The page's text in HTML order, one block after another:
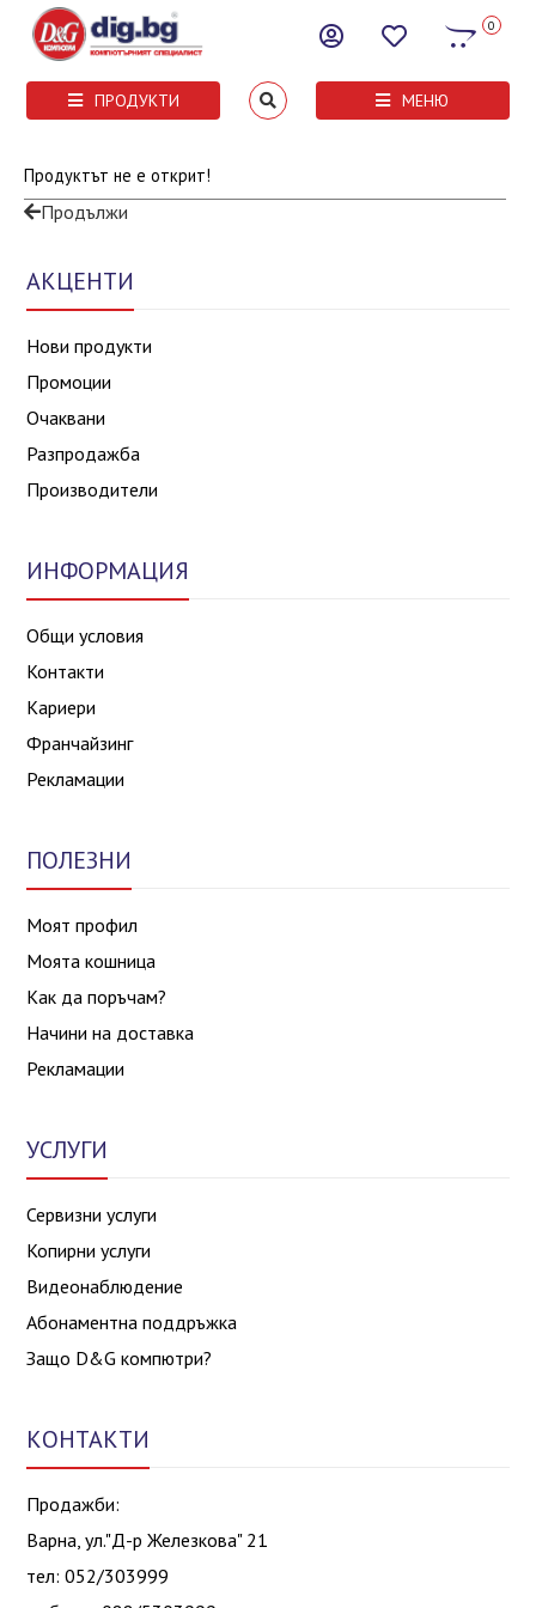
0
ПРОДУКТИ МЕНЮ
Продуктът не е открит!
Продължи
АКЦЕНТИ
Нови продукти
Промоции
Очаквани
Разпродажба
Производители
ИНФОРМАЦИЯ
Общи условия
Контакти
Кариери
Франчайзинг
Рекламации
ПОЛЕЗНИ
Моят профил
Моята кошница
Как да поръчам?
Начини на доставка
Рекламации
УСЛУГИ
Сервизни услуги
Копирни услуги
Видеонаблюдение
Абонаментна поддръжка
Защо D&G компютри?
КОНТАКТИ
Продажби:
Варна, ул."Д-р Железкова" 21
тел: 052/303999